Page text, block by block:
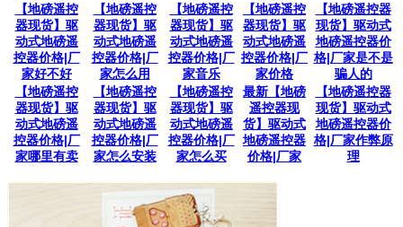
【地磅遥控
器现货】驱
动式地磅遥
控器价格|厂
家好不好
【地磅遥控
器现货】驱
动式地磅遥
控器价格|厂
家怎么用
【地磅遥控
器现货】驱
动式地磅遥
控器价格|厂
家音乐
【地磅遥控
器现货】驱
动式地磅遥
控器价格|厂
家价格
【地磅遥控器
现货】驱动式
地磅遥控器价
格|厂家是不是
骗人的
【地磅遥控
器现货】驱
动式地磅遥
控器价格|厂
家哪里有卖
【地磅遥控
器现货】驱
动式地磅遥
控器价格|厂
家怎么安装
【地磅遥控
器现货】驱
动式地磅遥
控器价格|厂
家怎么买
最新【地磅
遥控器现
货】驱动式
地磅遥控器
价格|厂家
【地磅遥控器
现货】驱动式
地磅遥控器价
格|厂家作弊原
理